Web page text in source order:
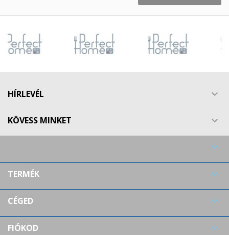
HÍRLEVÉL 
KÖVESS MINKET 

TERMÉK 
CÉGED 
FIÓKOD 